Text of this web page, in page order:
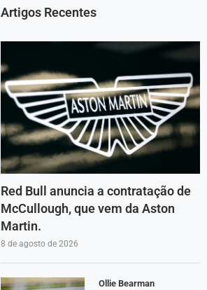
Artigos Recentes
Red Bull anuncia a contratação de
McCullough, que vem da Aston
Martin.
8 de agosto de 2026
Ollie Bearman